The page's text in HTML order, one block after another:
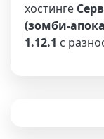
хостинге
(зомби-
1.12.1 с